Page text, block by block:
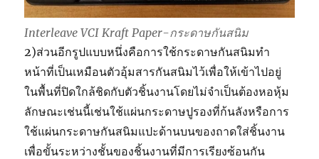
Interleave VCI Kraft Paper-กระดาษกันสนิม
2)ส่วนอีกรูปแบบหนึ่งคือการใช้กระดาษกันสนิมทำ
หน้าที่เป็นเหมือนตัวอุ้มสารกันสนิมไว้เพื่อให้เข้าไปอยู่
ในพื้นที่ปิดใกล้ชิดกับตัวชิ้นงานโดยไม่จำเป็นต้องหอหุ้ม
ลักษณะเช่นนี้เช่นใช้แผ่นกระดาษปูรองที่ก้นลังหรือการ
ใช้แผ่นกระดาษกันสนิมแปะด้านบนของถาดใส่ชิ้นงาน
เพื่อขั้นระหว่างชั้นของชิ้นงานที่มีการเรียงซ้อนกัน